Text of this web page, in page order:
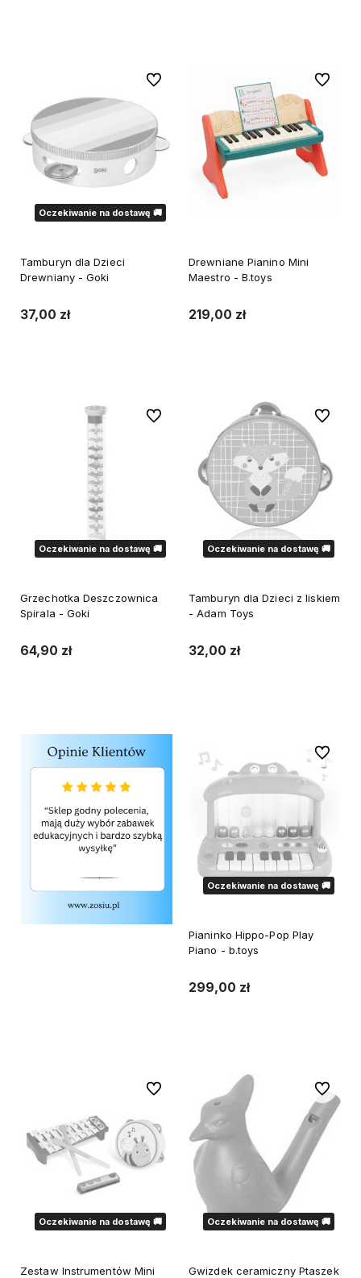
Oczekiwanie na dostawę 🚚
Tamburyn dla Dzieci
Drewniany - Goki
37,00 zł
Do ulubionych
Drewniane Pianino Mini
Maestro - B.toys
219,00 zł
Do
Oczekiwanie na dostawę 🚚
Grzechotka Deszczownica
Spirala - Goki
64,90 zł
Do ulubionych
Oczekiwanie na dostawę 🚚
Tamburyn dla Dzieci z liskiem
- Adam Toys
32,00 zł
Do
Oczekiwanie na dostawę 🚚
Pianinko Hippo-Pop Play
Piano - b.toys
299,00 zł
Do
Oczekiwanie na dostawę 🚚
Zestaw Instrumentów Mini
Do ulubionych
Oczekiwanie na dostawę 🚚
Gwizdek ceramiczny Ptaszek
Do